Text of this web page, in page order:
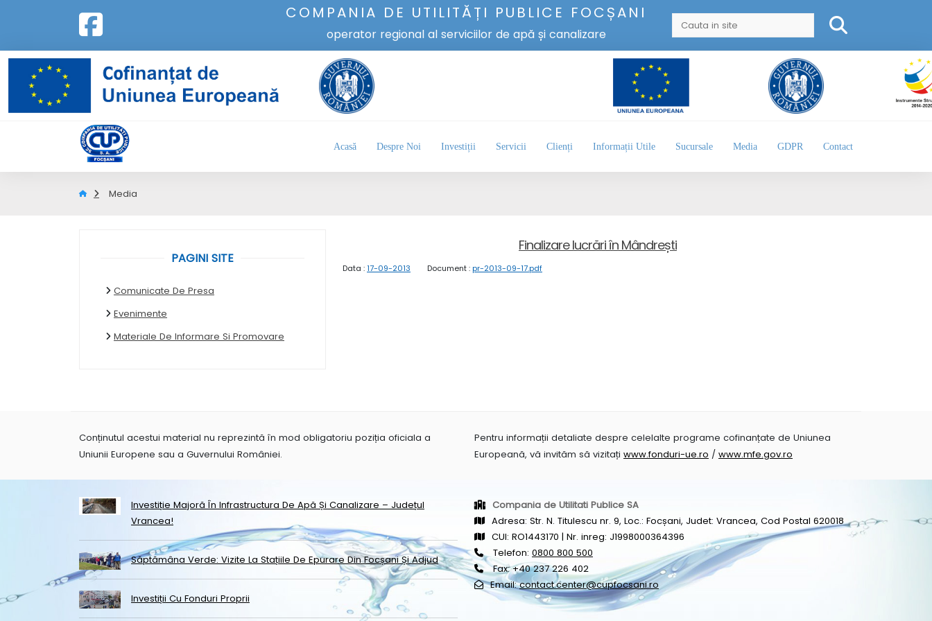
COMPANIA DE UTILITĂȚI PUBLICE FOCȘANI
operator regional al serviciilor de apă și canalizare
Acasă Despre Noi Investiții Servicii Clienți Informații Utile Sucursale Media GDPR Contact
Media
PAGINI SITE
Comunicate De Presa
Evenimente
Materiale De Informare Si Promovare
Finalizare lucrări în Mândrești
Data :17-09-2013 Document :pr-2013-09-17.pdf
Conținutul acestui material nu reprezintă în mod obligatoriu poziția oficiala a
Uniunii Europene sau a Guvernului României.
Pentru informații detaliate despre celelalte programe cofinanțate de Uniunea
Europeană, vă invităm să vizitați www.fonduri-ue.ro / www.mfe.gov.ro
Investiție Majoră În Infrastructura De Apă Și Canalizare – Județul
Vrancea!
Săptămâna Verde: Vizite La Stațiile De Epurare Din Focșani Și Adjud
Investiții Cu Fonduri Proprii
Compania de Utilitati Publice SA
Adresa: Str. N. Titulescu nr. 9, Loc.: Focșani, Judet: Vrancea, Cod Postal 620018
CUI: RO1443170 | Nr. inreg: J1998000364396
Telefon: 0800 800 500
Fax: +40 237 226 402
Email:contact.center@cupfocsani.ro